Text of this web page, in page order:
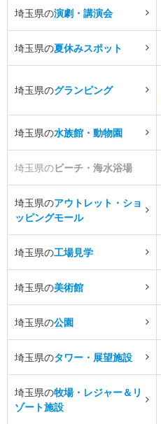
埼玉県の演劇・講演会
埼玉県の夏休みスポット
埼玉県のグランピング
埼玉県の水族館・動物園
埼玉県のビーチ・海水浴場
埼玉県のアウトレット・ショ
ッピングモール
埼玉県の工場見学
埼玉県の美術館
埼玉県の公園
埼玉県のタワー・展望施設
埼玉県の牧場・レジャー＆リ
ゾート施設